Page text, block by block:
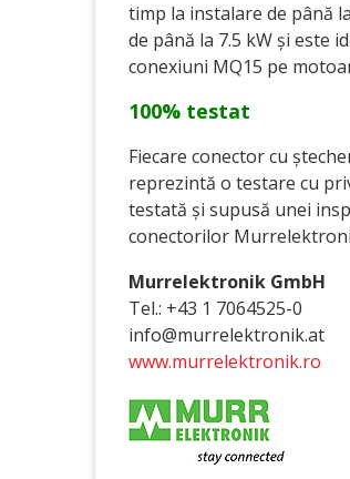
timp la instalare de până
de până la 7.5 kW și este
conexiuni MQ15 pe
100% testat
Fiecare conector cu
reprezintă o testare cu
testată și supusă unei
conectorilor
Murrelektronik GmbH
Tel.: +43 1 7064525-0
info@murrelektronik.at
www.murrelektronik.ro